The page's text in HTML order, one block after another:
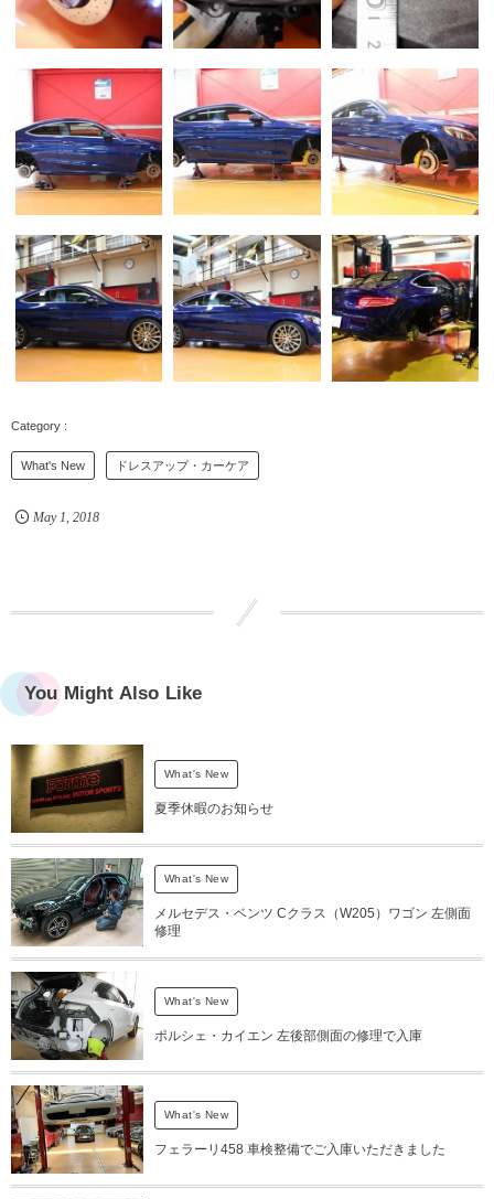
What's New ドレスアップ・カーケア
May 1, 2018
You Might Also Like
What's New
夏季休暇のお知らせ
What's New
メルセデス・ベンツ Cクラス（W205）ワゴン 左側面
修理
What's New
ポルシェ・カイエン 左後部側面の修理で入庫
What's New
フェラーリ458 車検整備でご入庫いただきました